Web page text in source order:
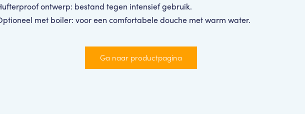
ontwerp: bestand tegen intensief gebruik.
met boiler: voor een comfortabele douche met warm water.
Ga naar productpagina